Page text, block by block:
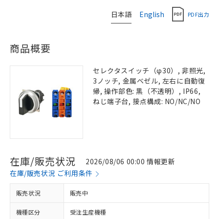
日本語 English PDF出力
商品概要
セレクタスイッチ（φ30）, 非照光,
3ノッチ, 金属ベゼル, 左右に自動復
帰, 操作部色: 黒（不透明）, IP66,
ねじ端子台, 接点構成: NO/NC/NO
在庫/販売状況
2026/08/06 00:00 情報更新
在庫/販売状況 ご利用条件
販売状況 販売中
機種区分 受注生産機種